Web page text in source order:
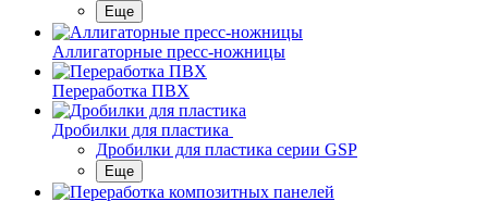
Еще
Аллигаторные пресс-ножницы
Переработка ПВХ
Дробилки для пластика
Дробилки для пластика серии GSP
Еще